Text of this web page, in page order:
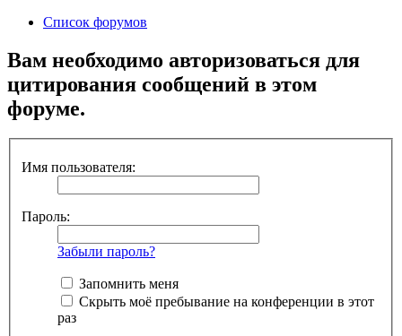
Список форумов
Вам необходимо авторизоваться для
цитирования сообщений в этом
форуме.
Имя пользователя:
Пароль:
Забыли пароль?
Запомнить меня
Скрыть моё пребывание на конференции в этот
раз